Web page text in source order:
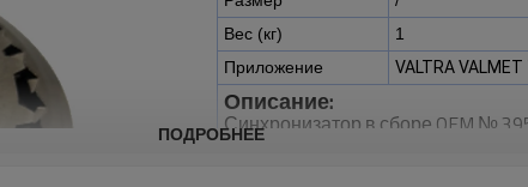
Вес (кг)
1
Приложение
VALTRA
Описание:
Синхронизатор в сборе OEM №
тракторов VALTRA VALMET A72,
ПОДРОБНЕЕ